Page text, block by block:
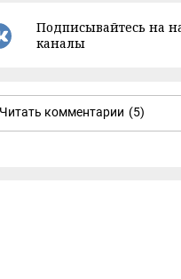
Подписывайтесь на
каналы
Читать комментарии (5)